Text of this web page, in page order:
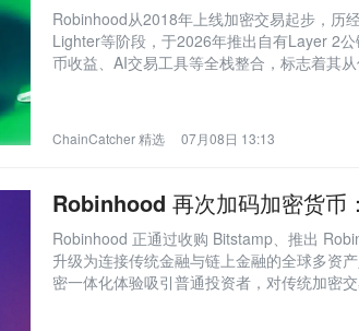
Robinhood从2018年上线加密交易起步，历
Lighter等阶段，于2026年推出自有Layer 2
币收益、AI交易工具等全栈整合，标志着其
ChainCatcher 精选 07月08日 13:13
Robinhood 再次加码加密货币
Robinhood 正通过收购 Bitstamp、推出
升级为连接传统金融与链上金融的全球多资
密一体化体验吸引普通投资者，对传统加密